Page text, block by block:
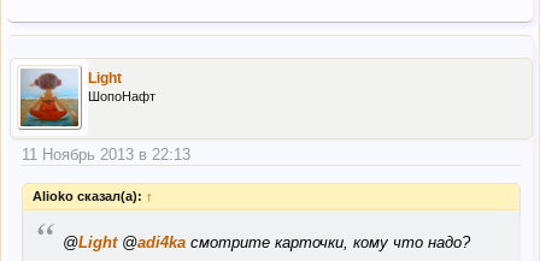
Light
ШопоНафт
11 Ноябрь 2013 в 22:13
Alioko сказал(а): ↑
“ @Light@adi4ka смотрите карточки, кому что надо?